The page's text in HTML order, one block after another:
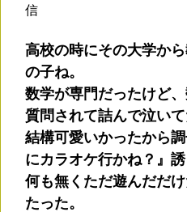
信
高校の時にその大学か
の子ね。
数学が専門だったけど
質問されて詰んで泣いて
結構可愛いかったから
にカラオケ行かね？』誘
何も無くただ遊んだだ
たった。